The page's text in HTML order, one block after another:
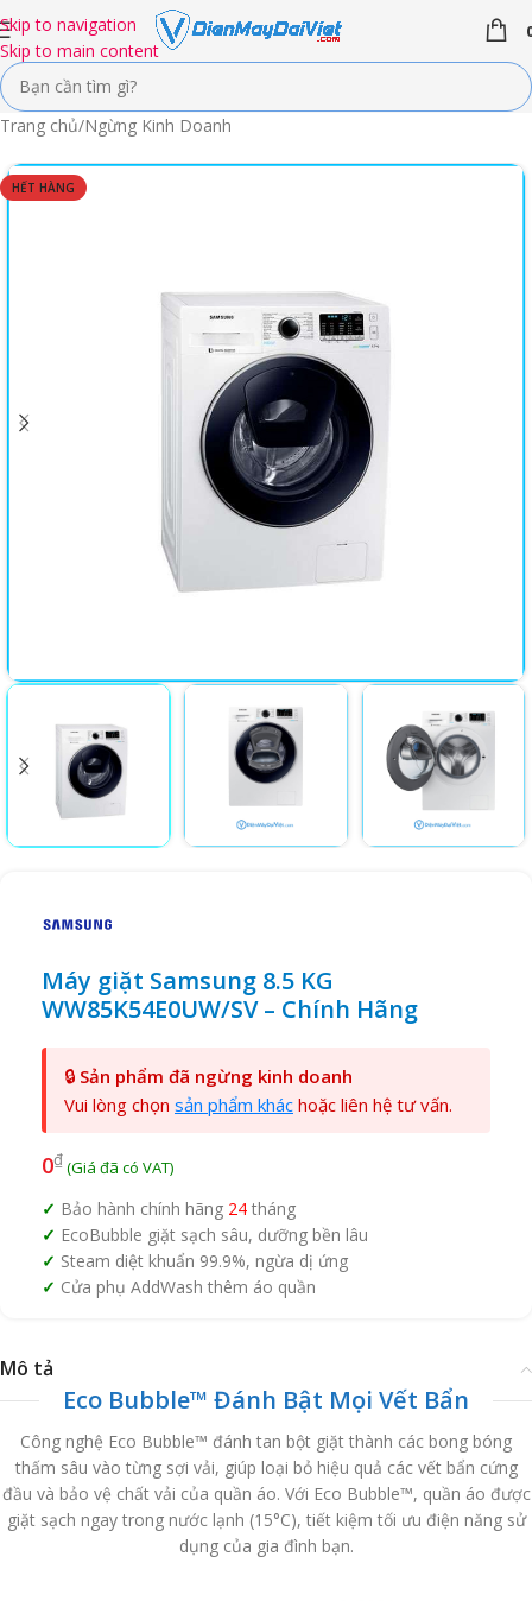
Skip to navigation
Skip to main content
Trang chủ/Ngừng Kinh Doanh
HẾT HÀNG
Máy giặt Samsung 8.5 KG
WW85K54E0UW/SV – Chính Hãng
🔒 Sản phẩm đã ngừng kinh doanh
Vui lòng chọn sản phẩm khác hoặc liên hệ tư vấn.
0₫
Bảo hành chính hãng 24 tháng
EcoBubble giặt sạch sâu, dưỡng bền lâu
Steam diệt khuẩn 99.9%, ngừa dị ứng
Cửa phụ AddWash thêm áo quần
Mô tả
Eco Bubble™ Đánh Bật Mọi Vết Bẩn
Công nghệ Eco Bubble™ đánh tan bột giặt thành các bong bóng
thấm sâu vào từng sợi vải, giúp loại bỏ hiệu quả các vết bẩn cứng
đầu và bảo vệ chất vải của quần áo. Với Eco Bubble™, quần áo được
giặt sạch ngay trong nước lạnh (15°C), tiết kiệm tối ưu điện năng sử
dụng của gia đình bạn.